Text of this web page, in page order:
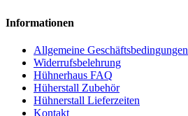
Informationen
Allgemeine Geschäftsbedingungen
Widerrufsbelehrung
Hühnerhaus FAQ
Hüherstall Zubehör
Hühnerstall Lieferzeiten
Kontakt